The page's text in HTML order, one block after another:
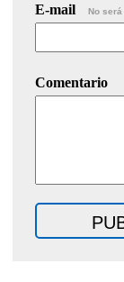
E-mail No será
Comentario